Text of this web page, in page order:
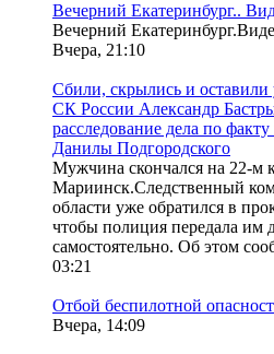
Вечерний Екатеринбург..
Вечерний
Вчера, 21:10
Сбили, скрылись и оставили
СК России Александр
расследование дела по
Данилы Подгородского
Мужчина скончался на 22-м
Мариинск.Следственный
области уже обратился в
чтобы полиция передала им
самостоятельно. Об этом
03:21
Отбой беспилотной
Вчера, 14:09